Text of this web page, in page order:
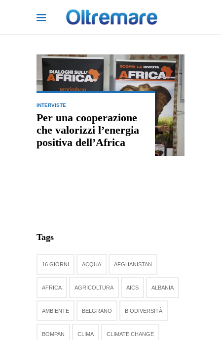
INTERVISTE
Per una cooperazione
che valorizzi l’energia
positiva dell’Africa
Tags
16 GIORNI ACQUA AFGHANISTAN
AFRICA AGRICOLTURA AICS ALBANIA
AMBIENTE BELGRANO BIODIVERSITÀ
BOMPAN CLIMA CLIMATE CHANGE